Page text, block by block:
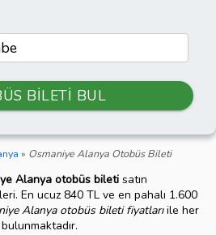
BİLETİ BUL
» Osmaniye Alanya Otobüs Bileti
Alanya otobüs biletisatın
En ucuz 840 TL ve en pahalı 1.600
Alanya otobüs bileti fiyatlarıile her